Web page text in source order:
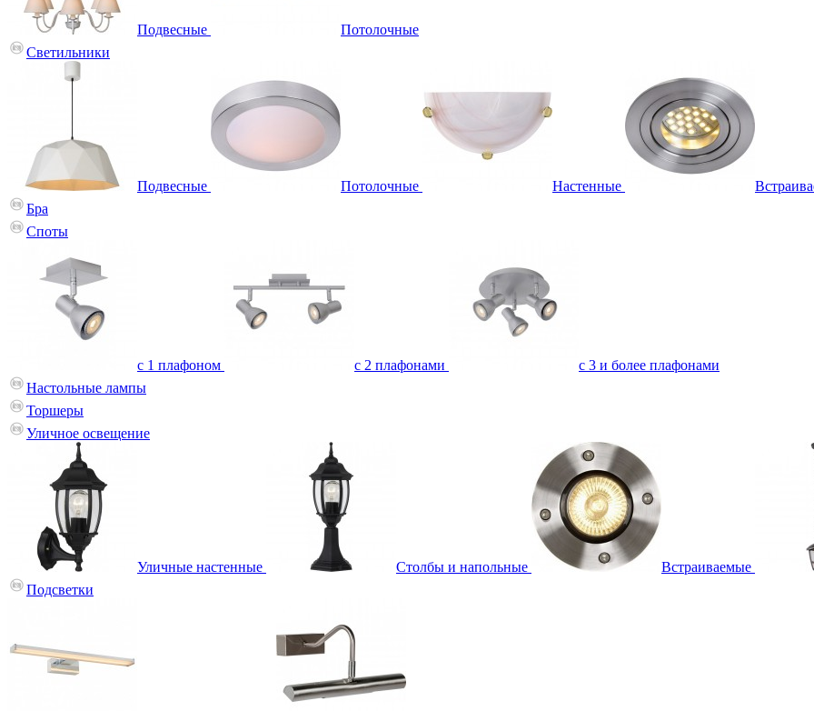
Подвесные
Потолочные
Светильники
Подвесные Потолочные Настенные
Бра
Споты
с 1 плафоном с 2 плафонами
с 3 и более плафонами
Настольные лампы
Торшеры
Уличное освещение
Уличные настенные Столбы и напольные Встраиваемые
Подсветки